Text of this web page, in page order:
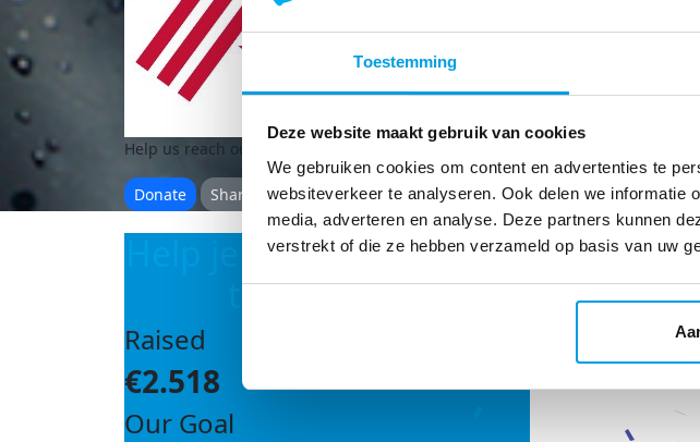
Toestemming
Deze website maakt gebruik van cookies
We gebruiken cookies om content en advertenties te
websiteverkeer te analyseren. Ook delen we
media, adverteren en analyse. Deze partners kunnen
verstrekt of die ze hebben verzameld op basis van uw
Help us reach our
Donate Share
Help je mee om ons doel
te bereiken?
Raised
€2.518
Our Goal